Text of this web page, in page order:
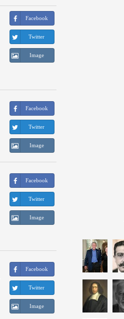
Facebook
Twitter
Image
Facebook
Twitter
Image
Facebook
Twitter
Image
Facebook
Twitter
Image